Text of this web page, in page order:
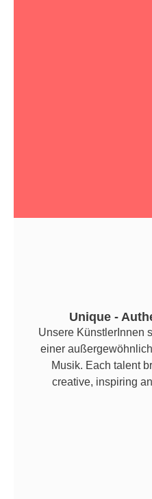
Unique -
Unsere KünstlerInnen
einer
Musik. Each talent
creative, inspiring